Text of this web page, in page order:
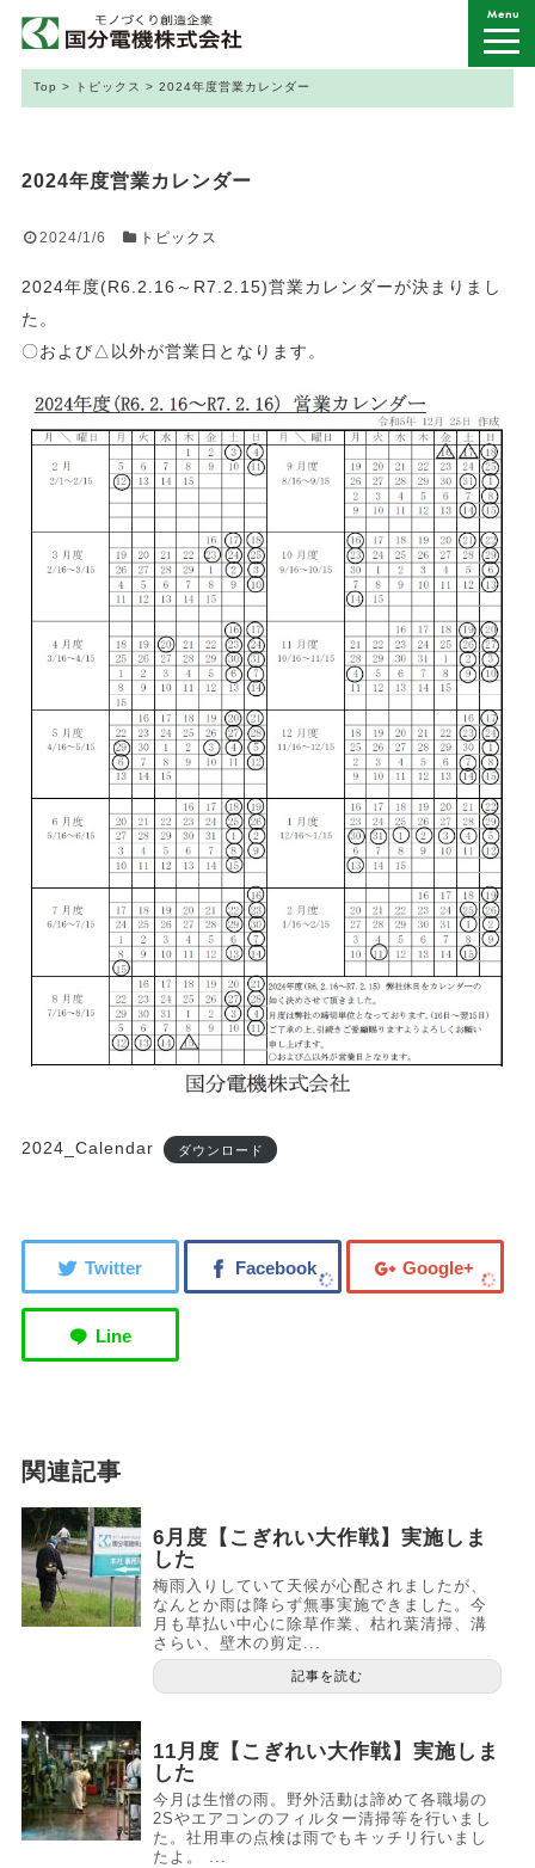
Menu
Top > トピックス > 2024年度営業カレンダー
2024年度営業カレンダー
2024/1/6 トピックス
2024年度(R6.2.16～R7.2.15)営業カレンダーが決まりまし
た。
〇および△以外が営業日となります。
2024_Calendar ダウンロード
関連記事
6月度【こぎれい大作戦】実施しま
した
梅雨入りしていて天候が心配されましたが、
なんとか雨は降らず無事実施できました。今
月も草払い中心に除草作業、枯れ葉清掃、溝
さらい、壁木の剪定...
記事を読む
11月度【こぎれい大作戦】実施しま
した
今月は生憎の雨。野外活動は諦めて各職場の
2Sやエアコンのフィルター清掃等を行いまし
た。社用車の点検は雨でもキッチリ行いまし
たよ。 ...